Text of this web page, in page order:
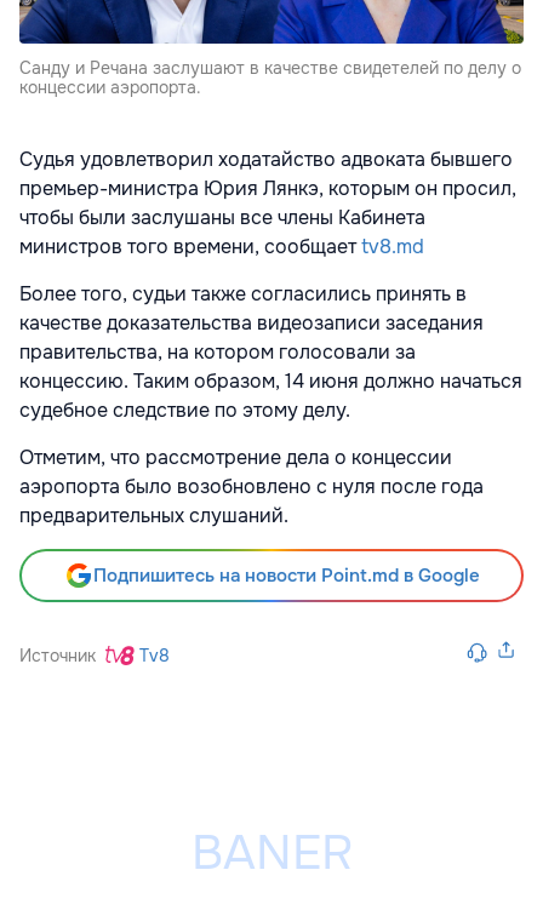
Санду и Речана заслушают в качестве свидетелей по делу о
концессии аэропорта.
Судья удовлетворил ходатайство адвоката бывшего
премьер-министра Юрия Лянкэ, которым он просил,
чтобы были заслушаны все члены Кабинета
министров того времени, сообщаетtv8.md
Более того, судьи также согласились принять в
качестве доказательства видеозаписи заседания
правительства, на котором голосовали за
концессию. Таким образом, 14 июня должно начаться
судебное следствие по этому делу.
Отметим, что рассмотрение дела о концессии
аэропорта было возобновлено с нуля после года
предварительных слушаний.
Подпишитесь на новости Point.md в Google
Источник Tv8